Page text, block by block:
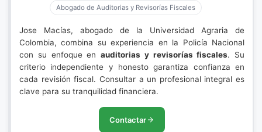
Abogado de Auditorias y Revisorías Fiscales
Jose Macías, abogado de la Universidad Agraria de
Colombia, combina su experiencia en la Policía Nacional
con su enfoque en auditorias y revisorías fiscales. Su
criterio independiente y honesto garantiza confianza en
cada revisión fiscal. Consultar a un profesional integral es
clave para su tranquilidad financiera.
Contactar